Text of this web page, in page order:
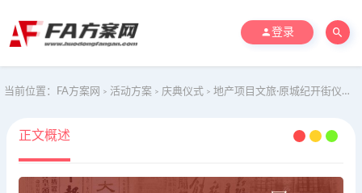
登录
当前位置： FA方案网 > 活动方案 > 庆典仪式 > 地产项目文旅·原城纪开街仪式活动策划案
正文概述